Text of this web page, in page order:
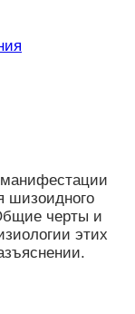
шизоидного
черты и
этих